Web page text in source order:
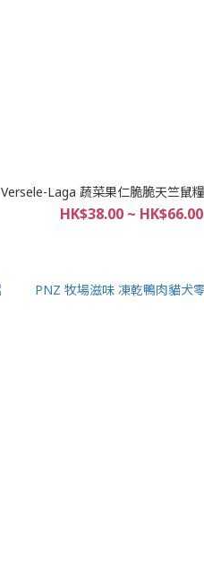
Versele-Laga 蔬菜果仁脆脆天竺鼠
HK$38.00 ~ HK$66.00